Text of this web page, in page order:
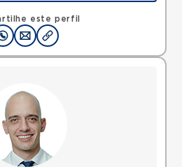
este perfil
Jardim Santo Antonio,
•
Mapa